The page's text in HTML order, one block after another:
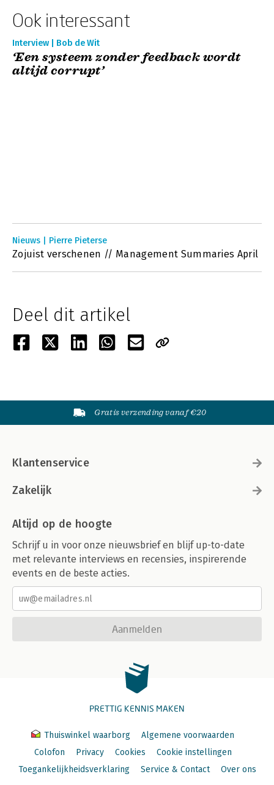
Ook interessant
Interview | Bob de Wit
‘Een systeem zonder feedback wordt
altijd corrupt’
Nieuws | Pierre Pieterse
Zojuist verschenen // Management Summaries April
Deel dit artikel
Gratis verzending vanaf €20
Klantenservice
Zakelijk
Altijd op de hoogte
Schrijf u in voor onze nieuwsbrief en blijf up-to-date
met relevante interviews en recensies, inspirerende
events en de beste acties.
Aanmelden
PRETTIG KENNIS MAKEN
Thuiswinkel waarborg
Algemene voorwaarden
Colofon
Privacy Cookies
Cookie instellingen
Toegankelijkheidsverklaring
Service & Contact Over ons